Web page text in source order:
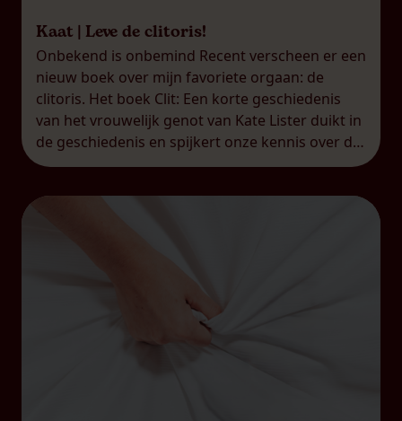
Kaat | Leve de clitoris!
Onbekend is onbemind Recent verscheen er een
nieuw boek over mijn favoriete orgaan: de
clitoris. Het boek Clit: Een korte geschiedenis
van het vrouwelijk genot van Kate Lister duikt in
de geschiedenis en spijkert onze kennis over de
clitoris duchtig bij. Dat is helaas nog altijd nodig,